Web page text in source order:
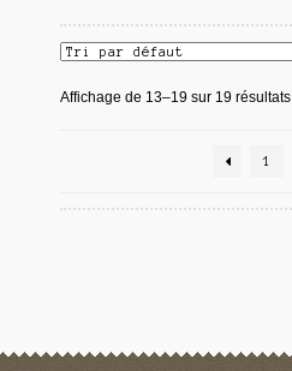
Affichage de 13–19 sur 19 résultats
1